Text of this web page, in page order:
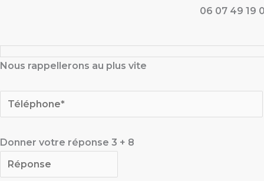
06 07 49 19
Nous rappellerons au plus vite
Donner votre réponse 3 + 8